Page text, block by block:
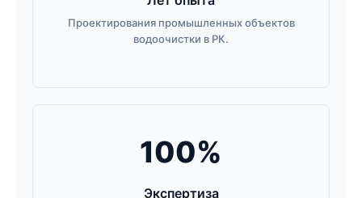
Проектирования промышленных объектов
водоочистки в РК.
100%
Экспертиза